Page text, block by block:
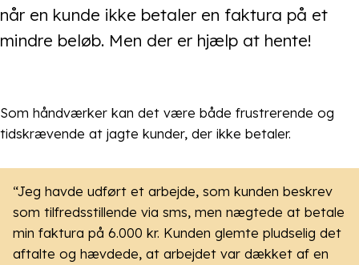
når en kunde ikke betaler en faktura på et
mindre beløb. Men der er hjælp at hente!
Som håndværker kan det være både frustrerende og
tidskrævende at jagte kunder, der ikke betaler.
“Jeg havde udført et arbejde, som kunden beskrev
som tilfredsstillende via sms, men nægtede at betale
min faktura på 6.000 kr. Kunden glemte pludselig det
aftalte og hævdede, at arbejdet var dækket af en